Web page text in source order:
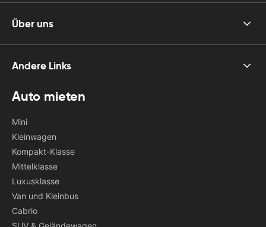
Über uns
Andere Links
Auto mieten
Mini
Kleinwagen
Kompakt-Klasse
Mittelklasse
Luxusklasse
Van und Kleinbus
Cabrio